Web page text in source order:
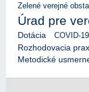
Zelené verejné
Úrad pre
Dotácia
COVID-19
Rozhodovacia prax
Metodické